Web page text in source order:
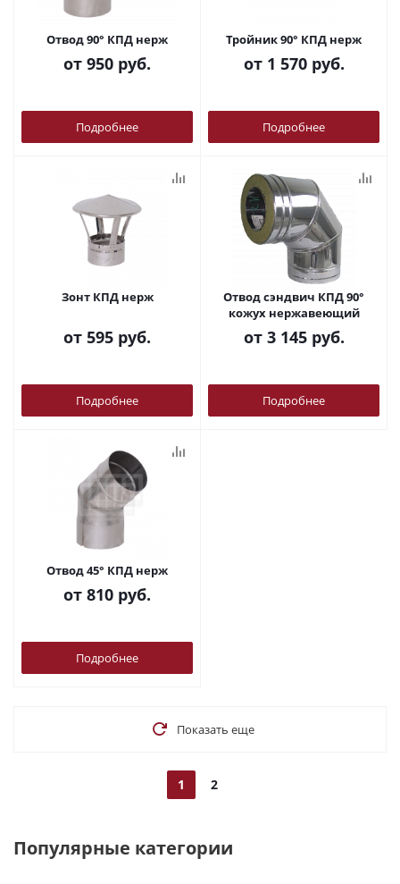
Отвод 90° КПД нерж
от 950 руб.
Подробнее
Тройник 90° КПД нерж
от 1 570 руб.
Подробнее
Зонт КПД нерж
от 595 руб.
Подробнее
Отвод сэндвич КПД 90°
кожух нержавеющий
от 3 145 руб.
Подробнее
Отвод 45° КПД нерж
от 810 руб.
Подробнее
Показать еще
1 2
Популярные категории